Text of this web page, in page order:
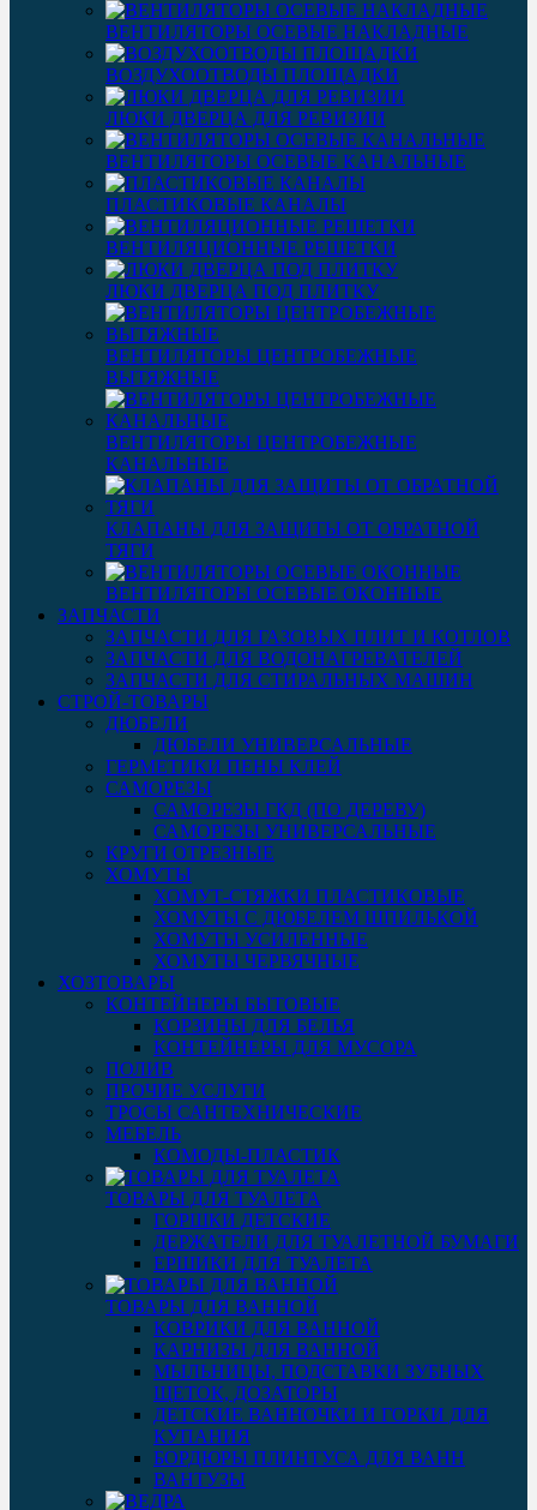
ВЕНТИЛЯТОРЫ ОСЕВЫЕ НАКЛАДНЫЕ
ВОЗДУХООТВОДЫ ПЛОЩАДКИ
ЛЮКИ ДВЕРЦА ДЛЯ РЕВИЗИИ
ВЕНТИЛЯТОРЫ ОСЕВЫЕ КАНАЛЬНЫЕ
ПЛАСТИКОВЫЕ КАНАЛЫ
ВЕНТИЛЯЦИОННЫЕ РЕШЕТКИ
ЛЮКИ ДВЕРЦА ПОД ПЛИТКУ
ВЕНТИЛЯТОРЫ ЦЕНТРОБЕЖНЫЕ
ВЫТЯЖНЫЕ
ВЕНТИЛЯТОРЫ ЦЕНТРОБЕЖНЫЕ
КАНАЛЬНЫЕ
КЛАПАНЫ ДЛЯ ЗАЩИТЫ ОТ ОБРАТНОЙ
ТЯГИ
ВЕНТИЛЯТОРЫ ОСЕВЫЕ ОКОННЫЕ
ЗАПЧАСТИ
ЗАПЧАСТИ ДЛЯ ГАЗОВЫХ ПЛИТ И КОТЛОВ
ЗАПЧАСТИ ДЛЯ ВОДОНАГРЕВАТЕЛЕЙ
ЗАПЧАСТИ ДЛЯ СТИРАЛЬНЫХ МАШИН
СТРОЙ-ТОВАРЫ
ДЮБЕЛИ
ДЮБЕЛИ УНИВЕРСАЛЬНЫЕ
ГЕРМЕТИКИ ПЕНЫ КЛЕЙ
САМОРЕЗЫ
САМОРЕЗЫ ГКД (ПО ДЕРЕВУ)
САМОРЕЗЫ УНИВЕРСАЛЬНЫЕ
КРУГИ ОТРЕЗНЫЕ
ХОМУТЫ
ХОМУТ-СТЯЖКИ ПЛАСТИКОВЫЕ
ХОМУТЫ С ДЮБЕЛЕМ ШПИЛЬКОЙ
ХОМУТЫ УСИЛЕННЫЕ
ХОМУТЫ ЧЕРВЯЧНЫЕ
ХОЗТОВАРЫ
КОНТЕЙНЕРЫ БЫТОВЫЕ
КОРЗИНЫ ДЛЯ БЕЛЬЯ
КОНТЕЙНЕРЫ ДЛЯ МУСОРА
ПОЛИВ
ПРОЧИЕ УСЛУГИ
ТРОСЫ САНТЕХНИЧЕСКИЕ
МЕБЕЛЬ
КОМОДЫ-ПЛАСТИК
ТОВАРЫ ДЛЯ ТУАЛЕТА
ГОРШКИ ДЕТСКИЕ
ДЕРЖАТЕЛИ ДЛЯ ТУАЛЕТНОЙ БУМАГИ
ЕРШИКИ ДЛЯ ТУАЛЕТА
ТОВАРЫ ДЛЯ ВАННОЙ
КОВРИКИ ДЛЯ ВАННОЙ
КАРНИЗЫ ДЛЯ ВАННОЙ
МЫЛЬНИЦЫ, ПОДСТАВКИ ЗУБНЫХ
ЩЕТОК, ДОЗАТОРЫ
ДЕТСКИЕ ВАННОЧКИ И ГОРКИ ДЛЯ
КУПАНИЯ
БОРДЮРЫ ПЛИНТУСА ДЛЯ ВАНН
ВАНТУЗЫ